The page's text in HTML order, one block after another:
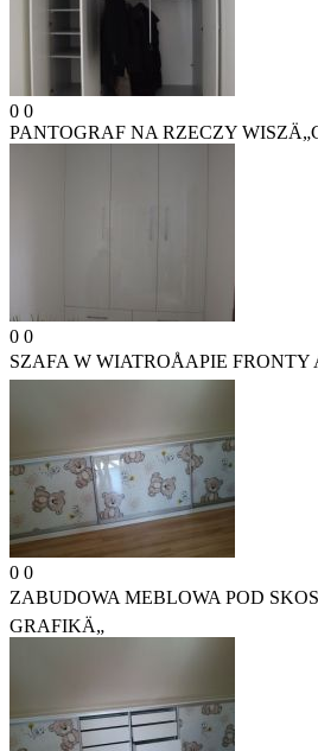
0 0
PANTOGRAF NA RZECZY
0 0
SZAFA W WIATROÅAPIE
0 0
ZABUDOWA MEBLOWA POD
GRAFIKÄ„